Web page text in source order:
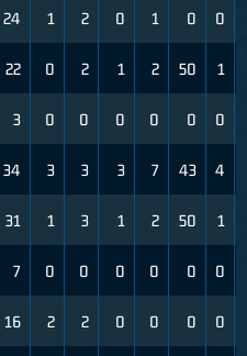
24 1 2 0 1 0 0
22 0 2 1 2 50 1
3 0 0 0 0 0 0
34 3 3 3 7 43 4
31 1 3 1 2 50 1
7 0 0 0 0 0 0
16 2 2 0 0 0 0